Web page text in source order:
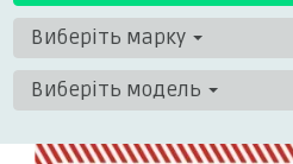
Виберіть марку
Виберіть модель